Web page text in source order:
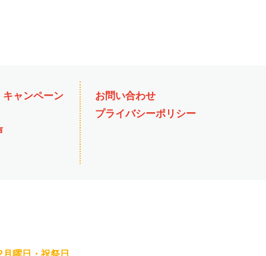
キャンペーン
お問い合わせ
プライバシーポリシー
曜日・祝祭日